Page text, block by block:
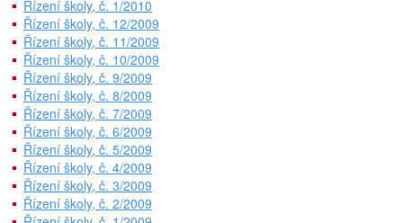
Řízení školy, č. 1/2010
Řízení školy, č. 12/2009
Řízení školy, č. 11/2009
Řízení školy, č. 10/2009
Řízení školy, č. 9/2009
Řízení školy, č. 8/2009
Řízení školy, č. 7/2009
Řízení školy, č. 6/2009
Řízení školy, č. 5/2009
Řízení školy, č. 4/2009
Řízení školy, č. 3/2009
Řízení školy, č. 2/2009